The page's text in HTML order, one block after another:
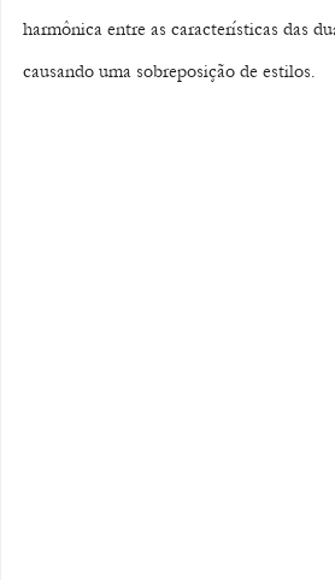
harmônica entre as características das
causando uma sobreposição de estilos.